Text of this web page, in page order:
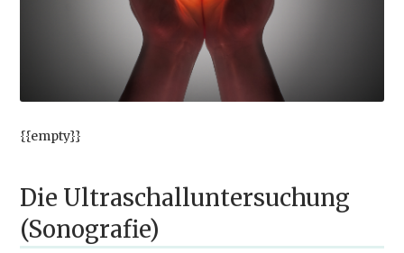
{{empty}}
Die Ultraschalluntersuchung
(Sonografie)